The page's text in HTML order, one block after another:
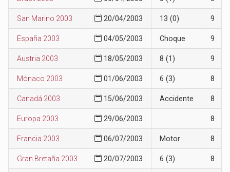
San Marino 2003 20/04/2003 13 (0) 9
España 2003 04/05/2003 Choque 9
Austria 2003 18/05/2003 8 (1) 9
Mónaco 2003 01/06/2003 6 (3) 8
Canadá 2003 15/06/2003 Accidente 8
Europa 2003 29/06/2003 8
Francia 2003 06/07/2003 Motor 8
Gran Bretaña 2003 20/07/2003 6 (3) 8